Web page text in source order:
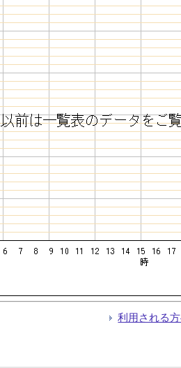
利用される